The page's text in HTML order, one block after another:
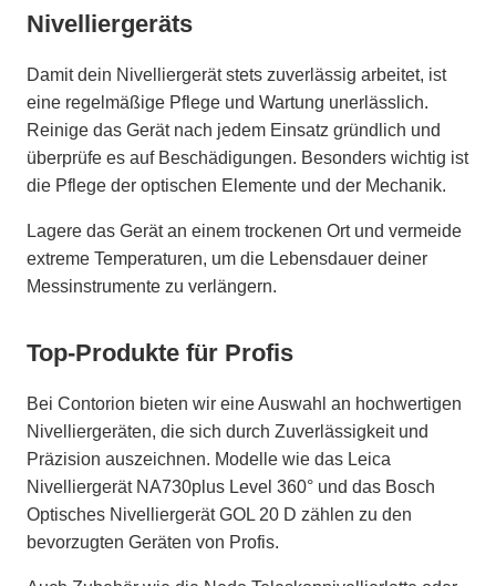
Nivelliergeräts
Damit dein Nivelliergerät stets zuverlässig arbeitet, ist
eine regelmäßige Pflege und Wartung unerlässlich.
Reinige das Gerät nach jedem Einsatz gründlich und
überprüfe es auf Beschädigungen. Besonders wichtig ist
die Pflege der optischen Elemente und der Mechanik.
Lagere das Gerät an einem trockenen Ort und vermeide
extreme Temperaturen, um die Lebensdauer deiner
Messinstrumente zu verlängern.
Top-Produkte für Profis
Bei Contorion bieten wir eine Auswahl an hochwertigen
Nivelliergeräten, die sich durch Zuverlässigkeit und
Präzision auszeichnen. Modelle wie das Leica
Nivelliergerät NA730plus Level 360° und das Bosch
Optisches Nivelliergerät GOL 20 D zählen zu den
bevorzugten Geräten von Profis.